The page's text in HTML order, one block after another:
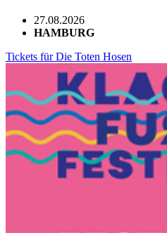
27.08.2026
HAMBURG
Tickets für Die Toten Hosen